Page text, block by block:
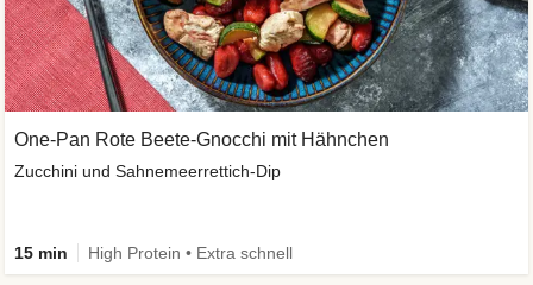
One-Pan Rote Beete-Gnocchi mit Hähnchen
Zucchini und Sahnemeerrettich-Dip
15 min High Protein • Extra schnell